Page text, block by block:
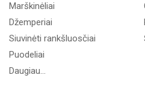
Marškinėliai
Džemperiai
Siuvinėti rankšluosčiai
Puodeliai
Daugiau...